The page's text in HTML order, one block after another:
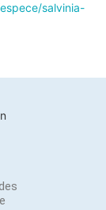
salvinia-